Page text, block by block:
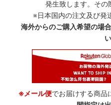
発生致します。その
※日本国内の注文及び発
海外からのご購入希望の場
い
※メール便でお届けする商品